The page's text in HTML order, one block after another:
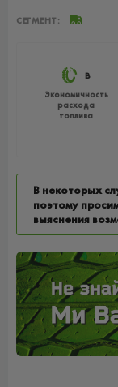
B
Экономичность
расхода
топлива
СЕГМЕНТ:
В некоторых
поэтому
выяснения